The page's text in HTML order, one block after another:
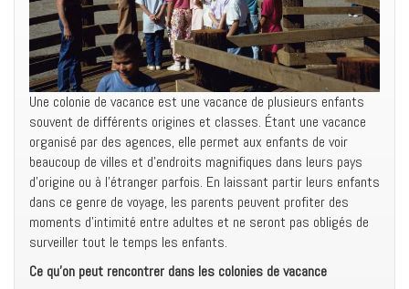
Une colonie de vacance est une vacance de plusieurs enfants
souvent de différents origines et classes. Étant une vacance
organisé par des agences, elle permet aux enfants de voir
beaucoup de villes et d’endroits magnifiques dans leurs pays
d’origine ou à l’étranger parfois. En laissant partir leurs enfants
dans ce genre de voyage, les parents peuvent profiter des
moments d’intimité entre adultes et ne seront pas obligés de
surveiller tout le temps les enfants.
Ce qu’on peut rencontrer dans les colonies de vacance